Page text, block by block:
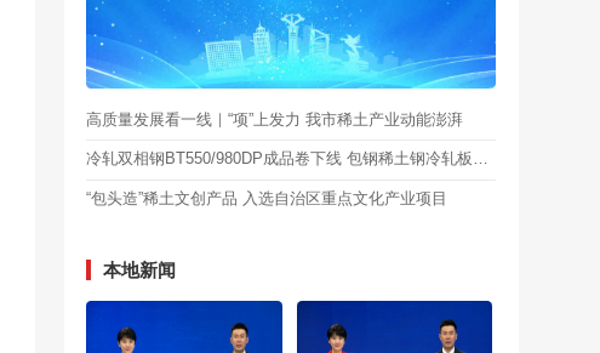
高质量发展看一线｜“项”上发力 我市稀土产业动能澎湃
冷轧双相钢BT550/980DP成品卷下线 包钢稀土钢冷轧板材产品再添重量级新成员
“包头造”稀土文创产品 入选自治区重点文化产业项目
本地新闻